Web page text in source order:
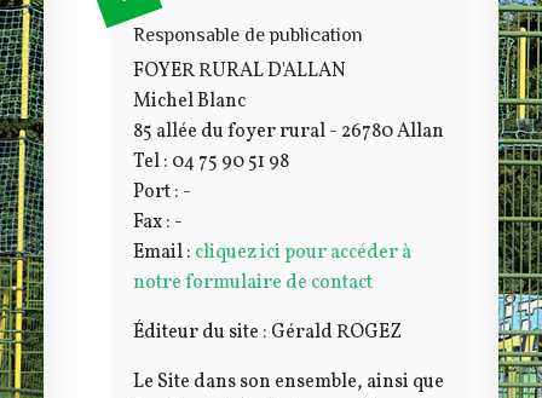
Depuis 1964
Responsable de publication
FOYER RURAL D'ALLAN
Michel Blanc
85 allée du foyer rural - 26780 Allan
Tel : 04 75 90 51 98
Port : -
Fax : -
Email : cliquez ici pour accéder à
notre formulaire de contact
Éditeur du site : Gérald ROGEZ
Le Site dans son ensemble, ainsi que